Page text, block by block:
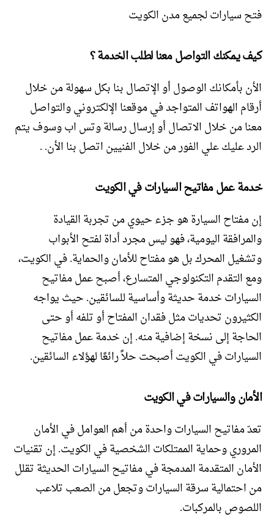
فتح سيارات لجميع مدن الكويت
كيف يمكنك التواصل معنا لطلب الخدمة ؟
الأن بأمكانك الوصول أو الإتصال بنا بكل سهولة من خلال
أرقام الهواتف المتواجد في موقعنا الإلكتروني والتواصل
معنا من خلال الاتصال أو إرسال رسالة وتس اب وسوف يتم
الرد عليك علي الفور من خلال الفنيين اتصل بنا الأن. .
خدمة عمل مفاتيح السيارات في الكويت
إن مفتاح السيارة هو جزء حيوي من تجربة القيادة
والمرافقة اليومية، فهو ليس مجرد أداة لفتح الأبواب
وتشغيل المحرك بل هو مفتاح للأمان والحماية. في الكويت،
ومع التقدم التكنولوجي المتسارع، أصبح عمل مفاتيح
السيارات خدمة حديثة وأساسية للسائقين. حيث يواجه
الكثيرون تحديات مثل فقدان المفتاح أو تلفه أو حتى
الحاجة إلى نسخة إضافية منه. إن خدمة عمل مفاتيح
السيارات في الكويت أصبحت حلاً رائعًا لهؤلاء السائقين.
الأمان والسيارات في الكويت
تعدّ مفاتيح السيارات واحدة من أهم العوامل في الأمان
المروري وحماية الممتلكات الشخصية في الكويت. إن تقنيات
الأمان المتقدمة المدمجة في مفاتيح السيارات الحديثة تقلل
من احتمالية سرقة السيارات وتجعل من الصعب تلاعب
اللصوص بالمركبات.